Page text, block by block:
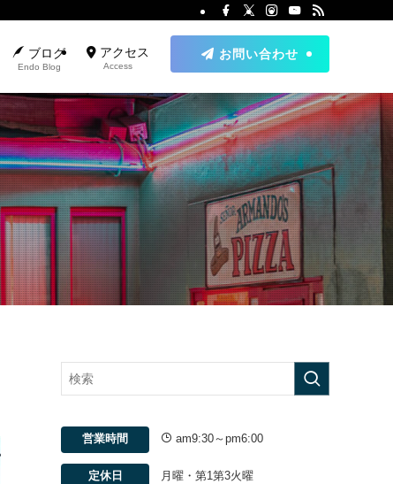
ブログ
Endo Blog
アクセス
Access
お問い合わせ
営業時間 am9:30～pm6:00
定休日 月曜・第1第3火曜